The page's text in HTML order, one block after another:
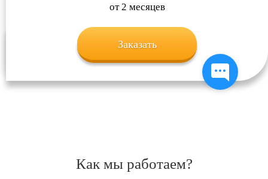
от 2 месяцев
Заказать
Как мы работаем?